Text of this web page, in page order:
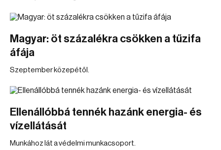
Magyar: öt százalékra csökken a tűzifa
áfája
Szeptember közepétől.
Ellenállóbbá tennék hazánk energia- és
vízellátását
Munkához lát a védelmi munkacsoport.